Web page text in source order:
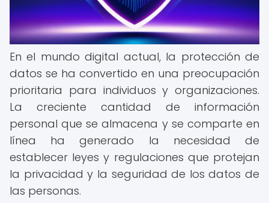
En el mundo digital actual, la protección de
datos se ha convertido en una preocupación
prioritaria para individuos y organizaciones.
La creciente cantidad de información
personal que se almacena y se comparte en
línea ha generado la necesidad de
establecer leyes y regulaciones que protejan
la privacidad y la seguridad de los datos de
las personas.